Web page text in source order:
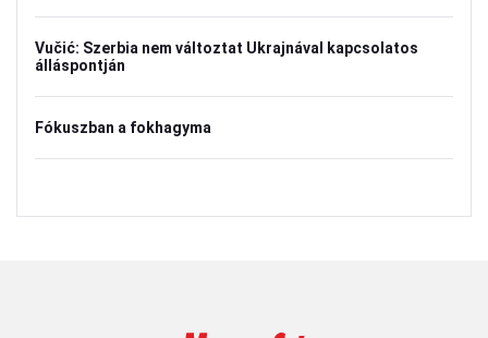
Vučić: Szerbia nem változtat Ukrajnával kapcsolatos
álláspontján
Fókuszban a fokhagyma